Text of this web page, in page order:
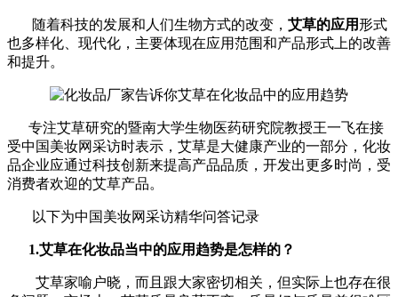
随着科技的发展和人们生物方式的改变， 艾草的应用形式
也多样化、现代化，主要体现在应用范围和产品形式上的改善
和提升。
专注艾草研究的暨南大学生物医药研究院教授王一飞在接
受中国美妆网采访时表示，艾草是大健康产业的一部分，化妆
品企业应通过科技创新来提高产品品质，开发出更多时尚，受
消费者欢迎的艾草产品。
以下为中国美妆网采访精华问答记录
1.艾草在化妆品当中的应用趋势是怎样的？
艾草家喻户晓，而且跟大家密切相关，但实际上也存在很